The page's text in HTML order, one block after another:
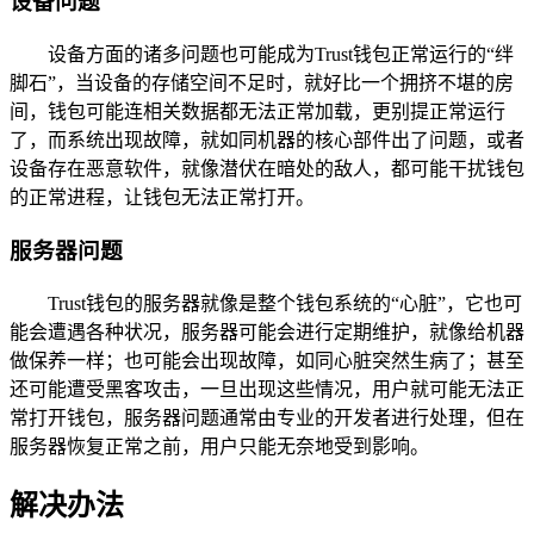
设备方面的诸多问题也可能成为Trust钱包正常运行的“绊
脚石”，当设备的存储空间不足时，就好比一个拥挤不堪的房
间，钱包可能连相关数据都无法正常加载，更别提正常运行
了，而系统出现故障，就如同机器的核心部件出了问题，或者
设备存在恶意软件，就像潜伏在暗处的敌人，都可能干扰钱包
的正常进程，让钱包无法正常打开。
服务器问题
Trust钱包的服务器就像是整个钱包系统的“心脏”，它也可
能会遭遇各种状况，服务器可能会进行定期维护，就像给机器
做保养一样；也可能会出现故障，如同心脏突然生病了；甚至
还可能遭受黑客攻击，一旦出现这些情况，用户就可能无法正
常打开钱包，服务器问题通常由专业的开发者进行处理，但在
服务器恢复正常之前，用户只能无奈地受到影响。
解决办法